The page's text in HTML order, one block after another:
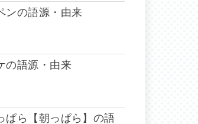
ンの語源・由来
の語源・由来
ぱら【朝っぱら】の語